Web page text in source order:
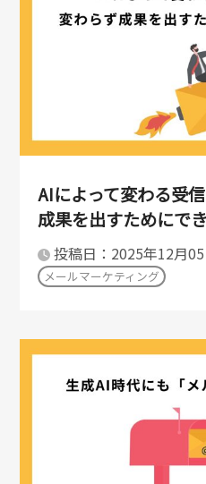
AIによって変わる受
成果を出すためにで
投稿日：2025年12月
メールマーケティング